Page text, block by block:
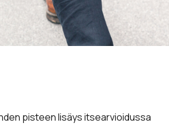
pisteen lisäys itsearvioidussa